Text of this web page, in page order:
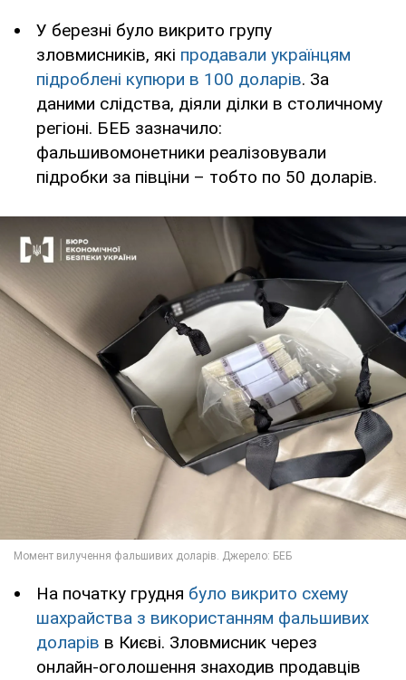
У березні було викрито групу
зловмисників, які продавали українцям
підроблені купюри в 100 доларів. За
даними слідства, діяли ділки в столичному
регіоні. БЕБ зазначило:
фальшивомонетники реалізовували
підробки за півціни – тобто по 50 доларів.
На початку грудня було викрито схему
шахрайства з використанням фальшивих
доларів в Києві. Зловмисник через
онлайн-оголошення знаходив продавців